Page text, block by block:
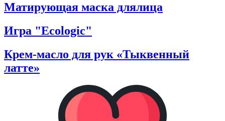
Матирующая маска длялица
Игра "Ecologic"
Крем-масло для рук «Тыквенный
латте»